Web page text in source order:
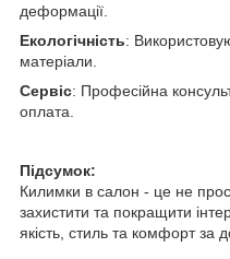
деформації.
Екологічність:
матеріали.
Сервіс: Професійна
оплата.
Підсумок:
Килимки в салон - це не
захистити та покращити
якість, стиль та комфорт за